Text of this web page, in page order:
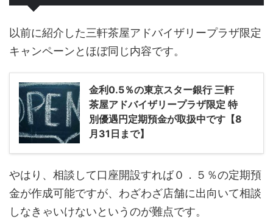
以前に紹介した三軒茶屋アドバイザリープラザ限定
キャンペーンとほぼ同じ内容です。
金利0.5％の東京スター銀行 三軒
茶屋アドバイザリープラザ限定 特
別優遇円定期預金が取扱中です【8
月31日まで】
やはり、相談して口座開設すれば０．５％の定期預
金が作成可能ですが、わざわざ店舗に出向いて相談
しなきゃいけないというのが難点です。